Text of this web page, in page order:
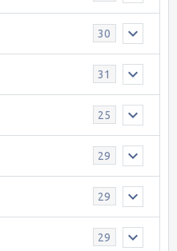
30
31
25
29
29
29